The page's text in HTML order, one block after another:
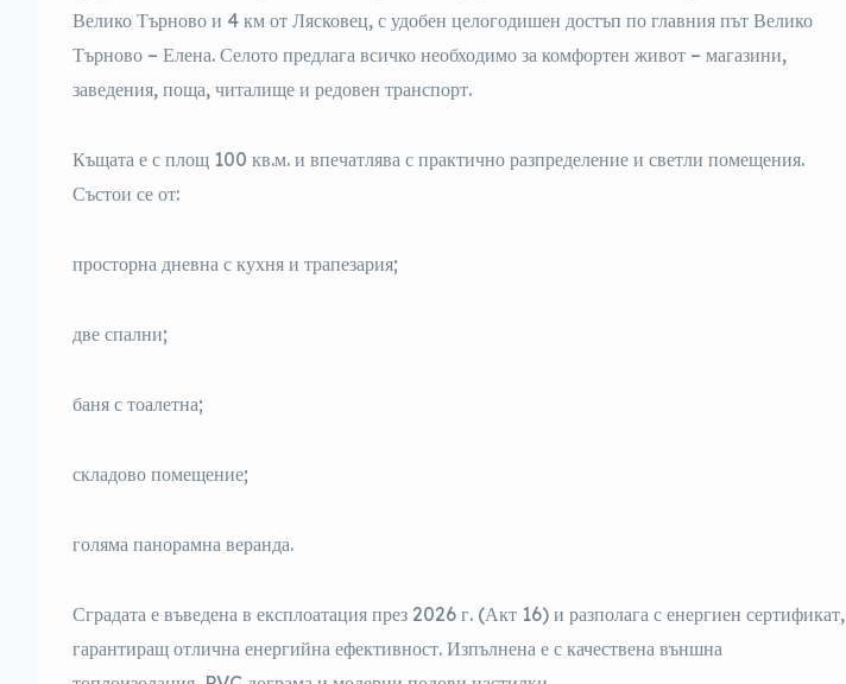
Велико Търново и 4 км от Лясковец, с удобен целогодишен достъп по главния път Велико
Търново – Елена. Селото предлага всичко необходимо за комфортен живот – магазини,
заведения, поща, читалище и редовен транспорт.
Къщата е с площ 100 кв.м. и впечатлява с практично разпределение и светли помещения.
Състои се от:
просторна дневна с кухня и трапезария;
две спални;
баня с тоалетна;
складово помещение;
голяма панорамна веранда.
Сградата е въведена в експлоатация през 2026 г. (Акт 16) и разполага с енергиен сертификат,
гарантиращ отлична енергийна ефективност. Изпълнена е с качествена външна